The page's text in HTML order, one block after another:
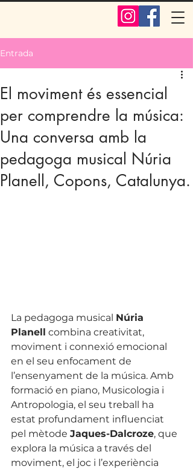
Entrada
El moviment és essencial
per comprendre la música:
Una conversa amb la
pedagoga musical Núria
Planell, Copons, Catalunya.
La pedagoga musical Núria
Planell combina creativitat,
moviment i connexió emocional
en el seu enfocament de
l’ensenyament de la música. Amb
formació en piano, Musicologia i
Antropologia, el seu treball ha
estat profundament influenciat
pel mètode Jaques-Dalcroze, que
explora la música a través del
moviment, el joc i l’experiència